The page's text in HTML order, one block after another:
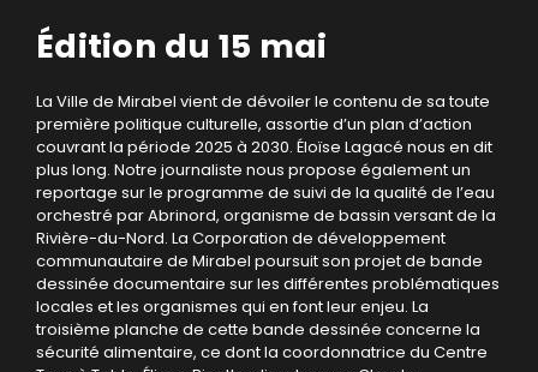
Édition du 15 mai
La Ville de Mirabel vient de dévoiler le contenu de sa toute
première politique culturelle, assortie d’un plan d’action
couvrant la période 2025 à 2030. Éloïse Lagacé nous en dit
plus long. Notre journaliste nous propose également un
reportage sur le programme de suivi de la qualité de l’eau
orchestré par Abrinord, organisme de bassin versant de la
Rivière-du-Nord. La Corporation de développement
communautaire de Mirabel poursuit son projet de bande
dessinée documentaire sur les différentes problématiques
locales et les organismes qui en font leur enjeu. La
troisième planche de cette bande dessinée concerne la
sécurité alimentaire, ce dont la coordonnatrice du Centre